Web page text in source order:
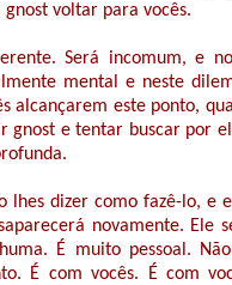
gnost voltar para vocês.
Será incomum, e
mental e neste
alcançarem este ponto,
gnost e tentar buscar por
lhes dizer como fazê-lo,
novamente. Ele
É muito pessoal.
É com vocês. É com